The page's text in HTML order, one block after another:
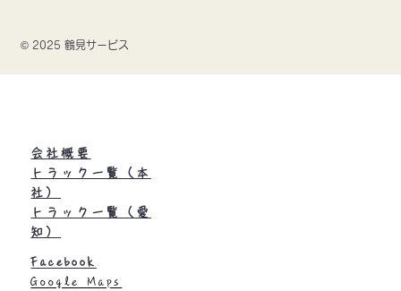
© 2025 鶴見サービス
会社概要
トラック一覧（本
社）
トラック一覧（愛
知）
Facebook
Google Maps